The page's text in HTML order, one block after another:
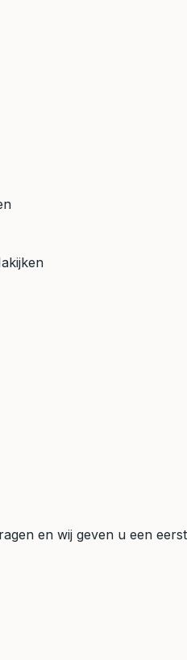
en wij geven u een